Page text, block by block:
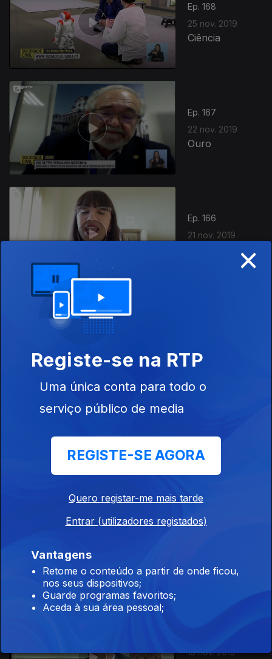
Ep. 168
25 nov. 2019
Ciência
Ep. 167
22 nov. 2019
Ouro
Ep. 166
21 nov. 2019
Criança
Vacinas
439758
Ep. 163
Inverno
15 nov. 2019
×
Registe-se na RTP
Uma única conta para todo o
serviço público de media
REGISTE-SE AGORA
Quero registar-me mais tarde
Entrar (utilizadores registados)
Vantagens
Retome o conteúdo a partir de onde ficou,
nos seus dispositivos;
Guarde programas favoritos;
Aceda à sua área pessoal;